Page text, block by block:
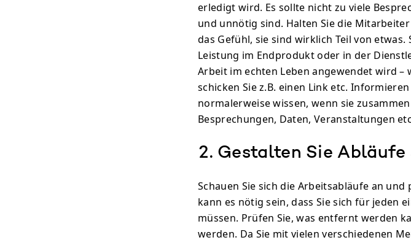
erledigt wird. Es sollte nicht zu viele
und unnötig sind. Halten Sie die
das Gefühl, sie sind wirklich Teil von
Leistung im Endprodukt oder in der
Arbeit im echten Leben angewendet wird –
schicken Sie z.B. einen Link etc.
normalerweise wissen, wenn sie
Besprechungen, Daten, Veranstaltungen
2. Gestalten Sie
Schauen Sie sich die Arbeitsabläufe an
kann es nötig sein, dass Sie sich für jeden
müssen. Prüfen Sie, was entfernt werden
werden. Da Sie mit vielen verschiedenen